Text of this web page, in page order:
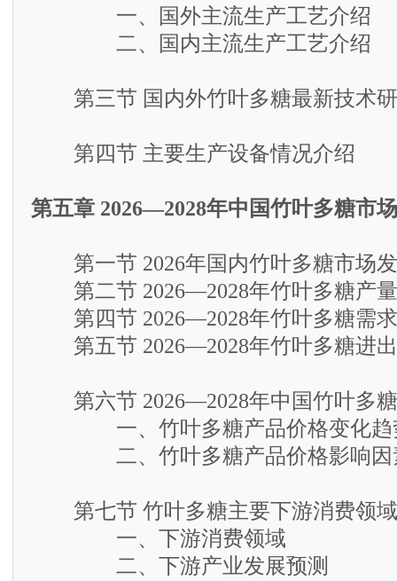
一、国外主流生产工艺介绍
二、国内主流生产工艺介绍
第三节 国内外竹叶多糖最新技术研
第四节 主要生产设备情况介绍
第五章 2026—2028年中国竹叶多糖市
第一节 2026年国内竹叶多糖市场
第二节 2026—2028年竹叶多糖产量
第四节 2026—2028年竹叶多糖需求
第五节 2026—2028年竹叶多糖进出
第六节 2026—2028年中国竹叶多
一、竹叶多糖产品价格变化趋
二、竹叶多糖产品价格影响因
第七节 竹叶多糖主要下游消费领
一、下游消费领域
二、下游产业发展预测